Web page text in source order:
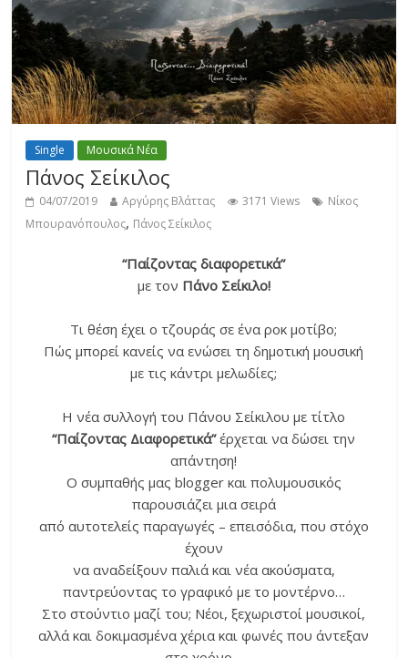
Single Μουσικά Νέα
Πάνος Σείκιλος
04/07/2019 Αργύρης Βλάττας 3171 Views
Νίκος
Μπουρανόπουλος, Πάνος Σείκιλος
“Παίζοντας διαφορετικά”
με τον Πάνο Σείκιλο!
Τι θέση έχει ο τζουράς σε ένα ροκ μοτίβο;
Πώς μπορεί κανείς να ενώσει τη δημοτική μουσική
με τις κάντρι μελωδίες;
Η νέα συλλογή του Πάνου Σείκιλου με τίτλο
“Παίζοντας Διαφορετικά”έρχεται να δώσει την
απάντηση!
Ο συμπαθής μας blogger και πολυμουσικός
παρουσιάζει μια σειρά
από αυτοτελείς παραγωγές – επεισόδια, που στόχο
έχουν
να αναδείξουν παλιά και νέα ακούσματα,
παντρεύοντας το γραφικό με το μοντέρνο…
Στο στούντιο μαζί του; Νέοι, ξεχωριστοί μουσικοί,
αλλά και δοκιμασμένα χέρια και φωνές που άντεξαν